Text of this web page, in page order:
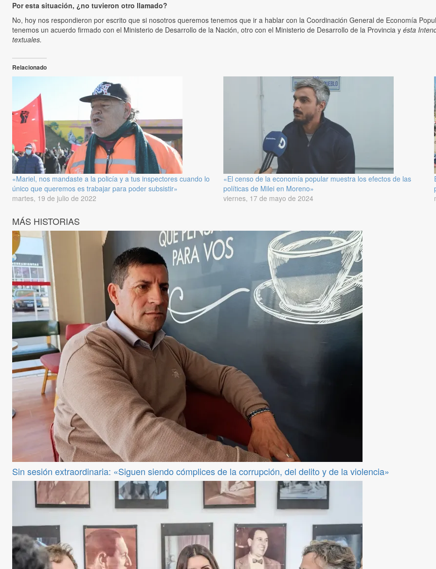
Por esta situación, ¿no tuvieron otro llamado?
No, hoy nos respondieron por escrito que si nosotros queremos tenemos que ir a hablar con la Coordinación General de Economía
tenemos un acuerdo firmado con el Ministerio de Desarrollo de la Nación, otro con el Ministerio de Desarrollo de la Provincia y ésta
textuales.
Relacionado
«Mariel, nos mandaste a la policía y a tus inspectores cuando lo
único que queremos es trabajar para poder subsistir»
martes, 19 de julio de 2022
«El censo de la economía popular muestra los efectos de las
políticas de Milei en Moreno»
viernes, 17 de mayo de 2024
MÁS HISTORIAS
Sin sesión extraordinaria: «Siguen siendo cómplices de la corrupción, del delito y de la violencia»